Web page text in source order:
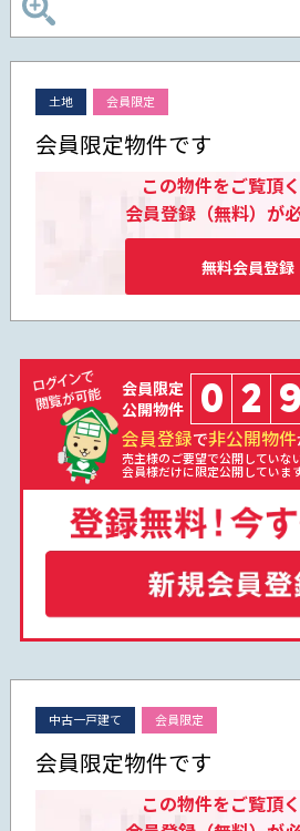
土地 会員限定
会員限定物件です
この物件をご覧頂く
会員登録（無料）が必
無料会員登録
会員限定
公開物件
0 2 9
会員登録で非公開物件
売主様のご要望で公開していな
会員様だけに限定公開していま
中古一戸建て 会員限定
会員限定物件です
この物件をご覧頂く